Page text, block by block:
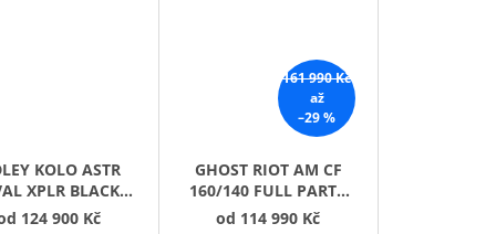
KOLO ASTR
XPLR BLACK
BRONZE
124 900 Kč
161 990 Kč
až
–29 %
GHOST RIOT AM CF
160/140 FULL PARTY
GREY/BROWN
od 114 990 Kč